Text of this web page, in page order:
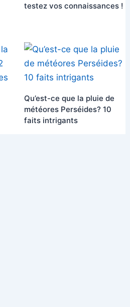
testez vos connaissances !
Qu’est-ce que la pluie de
météores Perséides? 10
faits intrigants